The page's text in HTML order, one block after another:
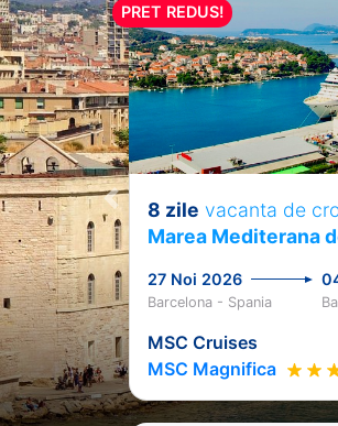
Previous
PRET REDUS!
8 zile vacanta de
Marea Mediterana
27 Noi 2026
Barcelona - Spania
MSC Cruises
MSC Magnifica